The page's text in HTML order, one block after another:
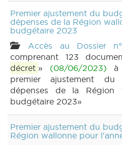
Premier ajustement du
dépenses de la Région
budgétaire 2023
Accès au Dossier
comprenant 123
décret » (08/06/2023) à
premier ajustement
dépenses de la Région
budgétaire 2023»
Premier ajustement du
Région wallonne pour